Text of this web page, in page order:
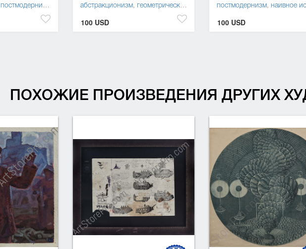
постмодернизм фигуративабстракционизм, геометрический абстракционизм ,постмодернизм
100 USD
постмодернизм, наивное
100 USD
ПОХОЖИЕ ПРОИЗВЕДЕНИЯ ДРУГИХ